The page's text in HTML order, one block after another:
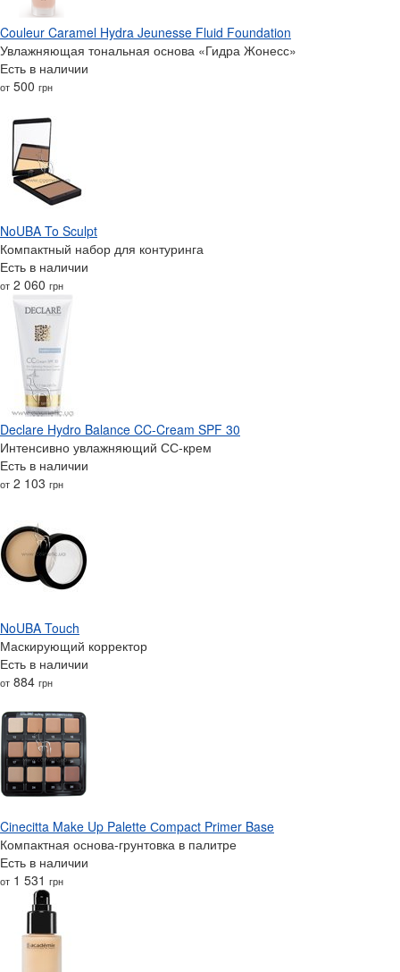
Couleur Caramel Hydra Jeunesse Fluid Foundation
Увлажняющая тональная основа «Гидра Жонесс»
Есть в наличии
от 500 грн
NoUBA To Sculpt
Компактный набор для контуринга
Есть в наличии
от 2 060 грн
Declare Hydro Balance CC-Cream SPF 30
Интенсивно увлажняющий СС-крем
Есть в наличии
от 2 103 грн
NoUBA Touch
Маскирующий корректор
Есть в наличии
от 884 грн
Cinecitta Make Up Palette Сompact Primer Base
Компактная основа-грунтовка в палитре
Есть в наличии
от 1 531 грн